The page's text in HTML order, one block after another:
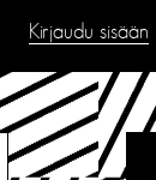
Kirjaudu sisään